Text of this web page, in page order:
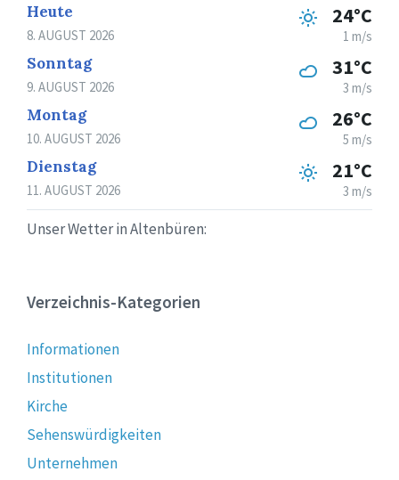
Heute
8. AUGUST 2026
24°C
1 m/s
Sonntag
9. AUGUST 2026
31°C
3 m/s
Montag
10. AUGUST 2026
26°C
5 m/s
Dienstag
11. AUGUST 2026
21°C
3 m/s
Unser Wetter in Altenbüren:
Verzeichnis-Kategorien
Informationen
Institutionen
Kirche
Sehenswürdigkeiten
Unternehmen